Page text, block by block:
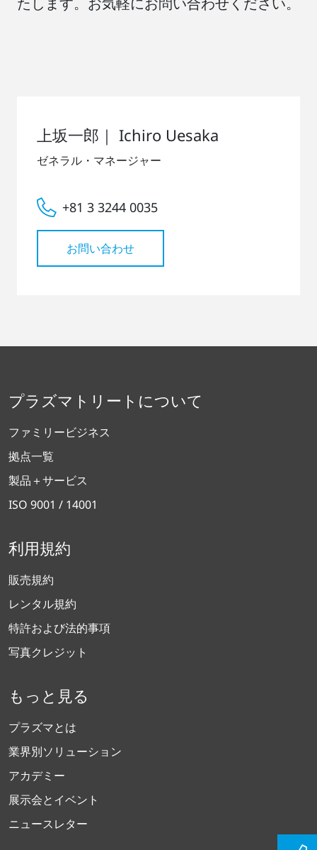
上坂一郎｜ Ichiro Uesaka
ゼネラル・マネージャー
+81 3 3244 0035
お問い合わせ
プラズマトリートについて
ファミリービジネス
拠点一覧
製品＋サービス
ISO 9001 / 14001
利用規約
販売規約
レンタル規約
特許および法的事項
写真クレジット
もっと見る
プラズマとは
業界別ソリューション
アカデミー
展示会とイベント
ニュースレター